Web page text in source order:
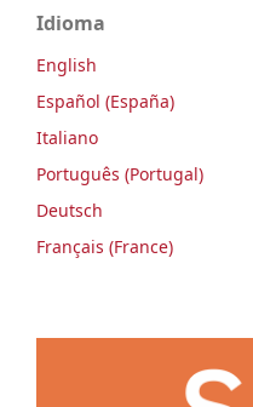
Idioma
English
Español (España)
Italiano
Português (Portugal)
Deutsch
Français (France)